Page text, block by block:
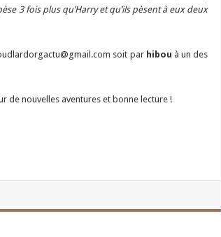
3 fois plus qu’Harry et qu’ils pèsent à eux deux
soit par hibou à un des
de nouvelles aventures et bonne lecture !